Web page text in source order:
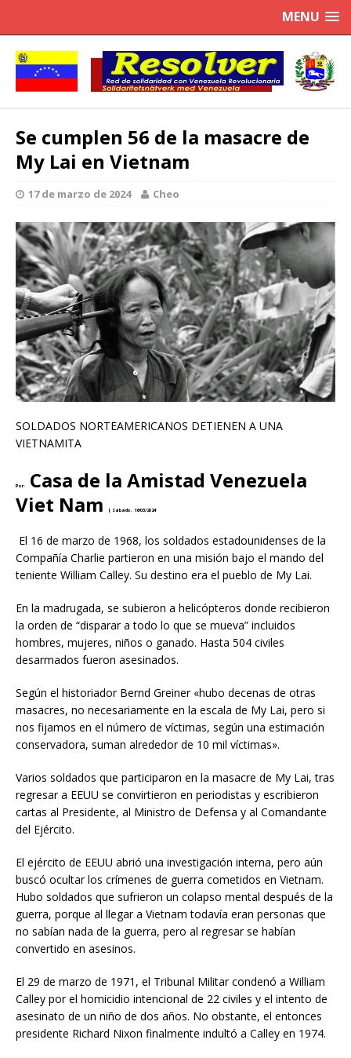
MENU
Se cumplen 56 de la masacre de
My Lai en Vietnam
17 de marzo de 2024 Cheo
SOLDADOS NORTEAMERICANOS DETIENEN A UNA
VIETNAMITA
Por:
Casa de la Amistad Venezuela
Viet Nam
| Sábado, 16/03/2024
El 16 de marzo de 1968, los soldados estadounidenses de la
Compañía Charlie partieron en una misión bajo el mando del
teniente William Calley. Su destino era el pueblo de My Lai.
En la madrugada, se subieron a helicópteros donde recibieron
la orden de “disparar a todo lo que se mueva” incluidos
hombres, mujeres, niños o ganado. Hasta 504 civiles
desarmados fueron asesinados.
Según el historiador Bernd Greiner «hubo decenas de otras
masacres, no necesariamente en la escala de My Lai, pero si
nos fijamos en el número de víctimas, según una estimación
conservadora, suman alrededor de 10 mil víctimas».
Varios soldados que participaron en la masacre de My Lai, tras
regresar a EEUU se convirtieron en periodistas y escribieron
cartas al Presidente, al Ministro de Defensa y al Comandante
del Ejército.
El ejército de EEUU abrió una investigación interna, pero aún
buscó ocultar los crímenes de guerra cometidos en Vietnam.
Hubo soldados que sufrieron un colapso mental después de la
guerra, porque al llegar a Vietnam todavía eran personas que
no sabían nada de la guerra, pero al regresar se habían
convertido en asesinos.
El 29 de marzo de 1971, el Tribunal Militar condenó a William
Calley por el homicidio intencional de 22 civiles y el intento de
asesinato de un niño de dos años. No obstante, el entonces
presidente Richard Nixon finalmente indultó a Calley en 1974.